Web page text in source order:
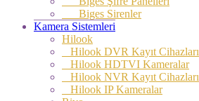
Biges Sirenler
Kamera Sistemleri
Hilook
Hilook DVR Kayıt Cihazları
Hilook HDTVI Kameralar
Hilook NVR Kayıt Cihazları
Hilook IP Kameralar